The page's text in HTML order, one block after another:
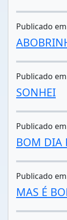
Publicado
Publicado
SONHEI
Publicado
BOM DIA
Publicado
MAS É